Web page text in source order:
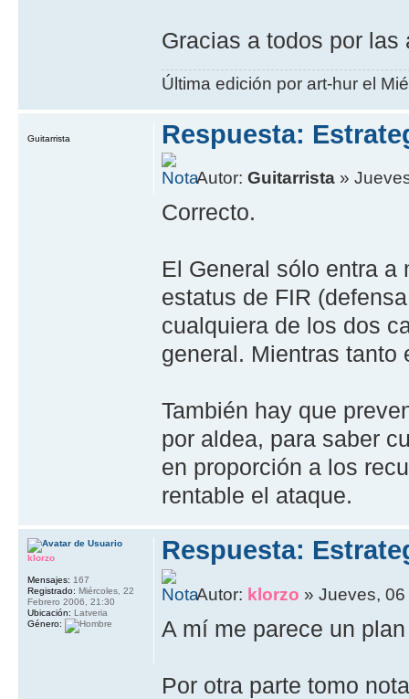
Gracias a todos por
Última edición por art-hur el
Respuesta:
Autor:Guitarrista »
Correcto.
El General sólo entra
estatus de FIR
cualquiera de los dos
general. Mientras tanto
También hay que
por aldea, para saber
en proporción a los
rentable el ataque.
Guitarrista
Respuesta:
Autor: klorzo » Jueves,
A mí­ me parece un
Por otra parte tomo
klorzo
Mensajes: 167
Registrado: Miércoles, 22
Febrero 2006, 21:30
Ubicación: Latveria
Género: